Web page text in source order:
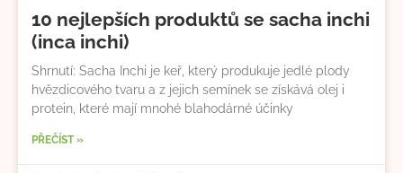
10 nejlepších produktů se sacha inchi
(inca inchi)
Shrnutí: Sacha Inchi je keř, který produkuje jedlé plody
hvězdicového tvaru a z jejich semínek se získává olej i
protein, které mají mnohé blahodárné účinky
PŘEČÍST »